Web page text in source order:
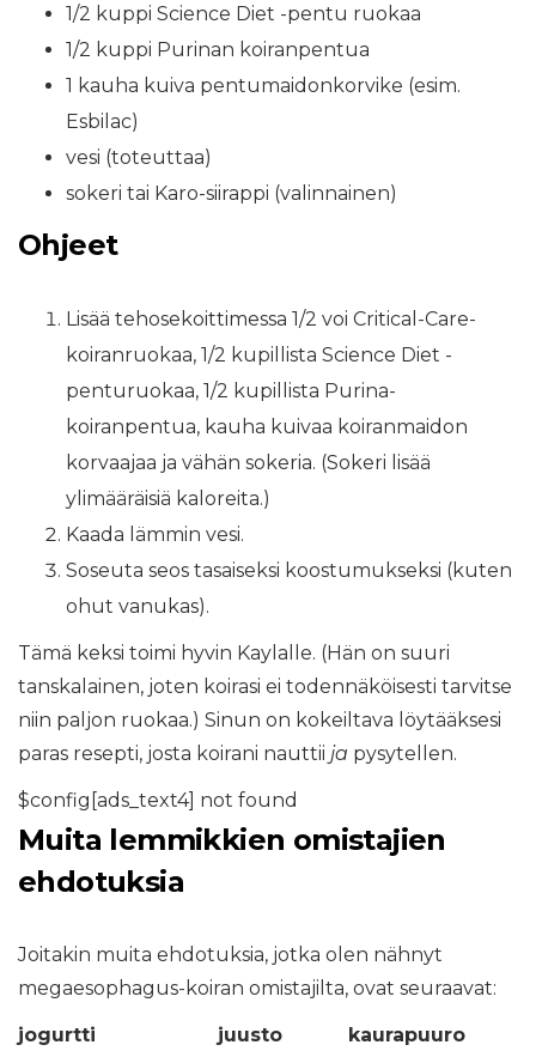
1/2 kuppi Science Diet -pentu ruokaa
1/2 kuppi Purinan koiranpentua
1 kauha kuiva pentumaidonkorvike (esim.
Esbilac)
vesi (toteuttaa)
sokeri tai Karo-siirappi (valinnainen)
Ohjeet
Lisää tehosekoittimessa 1/2 voi Critical-Care-
koiranruokaa, 1/2 kupillista Science Diet -
penturuokaa, 1/2 kupillista Purina-
koiranpentua, kauha kuivaa koiranmaidon
korvaajaa ja vähän sokeria. (Sokeri lisää
ylimääräisiä kaloreita.)
Kaada lämmin vesi.
Soseuta seos tasaiseksi koostumukseksi (kuten
ohut vanukas).
Tämä keksi toimi hyvin Kaylalle. (Hän on suuri
tanskalainen, joten koirasi ei todennäköisesti tarvitse
niin paljon ruokaa.) Sinun on kokeiltava löytääksesi
paras resepti, josta koirani nauttii ja pysytellen.
$config[ads_text4] not found
Muita lemmikkien omistajien
ehdotuksia
Joitakin muita ehdotuksia, jotka olen nähnyt
megaesophagus-koiran omistajilta, ovat seuraavat:
jogurtti juusto
kaurapuuro